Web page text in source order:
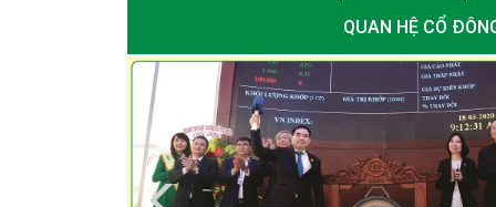
QUAN HỆ CỔ